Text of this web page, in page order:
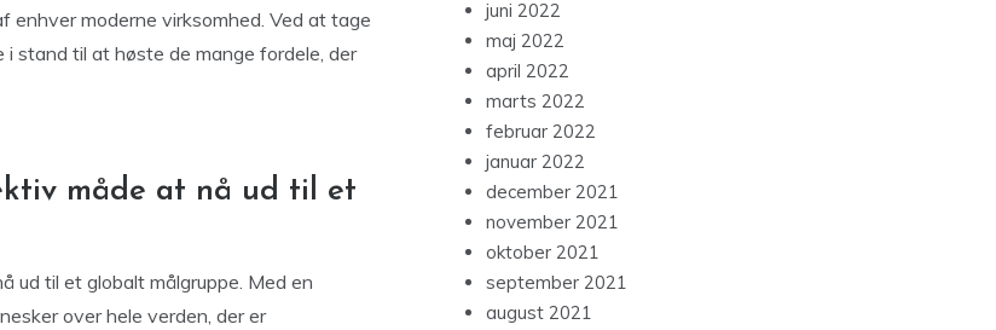
enhver moderne virksomhed. Ved at tage
stand til at høste de mange fordele, der
måde at nå ud til et
ud til et globalt målgruppe. Med en
over hele verden, der er
juni 2022
maj 2022
april 2022
marts 2022
februar 2022
januar 2022
december 2021
november 2021
oktober 2021
september 2021
august 2021